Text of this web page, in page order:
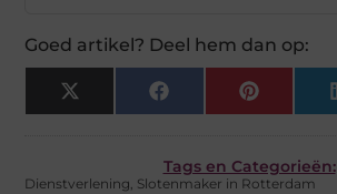
Goed artikel? Deel hem dan op:
X
(Twitter)
Facebook Pinterest
Tags en Categorieën:
Dienstverlening, Slotenmaker in Rotterdam